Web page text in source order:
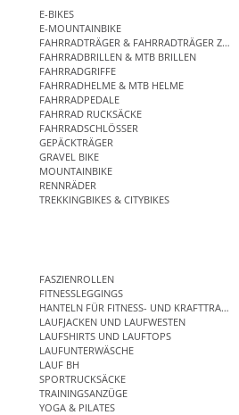
E-BIKES
E-MOUNTAINBIKE
FAHRRADTRÄGER & FAHRRADTRÄGER
FAHRRADBRILLEN & MTB BRILLEN
FAHRRADGRIFFE
FAHRRADHELME & MTB HELME
FAHRRADPEDALE
FAHRRAD RUCKSÄCKE
FAHRRADSCHLÖSSER
GEPÄCKTRÄGER
GRAVEL BIKE
MOUNTAINBIKE
RENNRÄDER
TREKKINGBIKES & CITYBIKES
FASZIENROLLEN
FITNESSLEGGINGS
HANTELN FÜR FITNESS- UND
LAUFJACKEN UND LAUFWESTEN
LAUFSHIRTS UND LAUFTOPS
LAUFUNTERWÄSCHE
LAUF BH
SPORTRUCKSÄCKE
TRAININGSANZÜGE
YOGA & PILATES